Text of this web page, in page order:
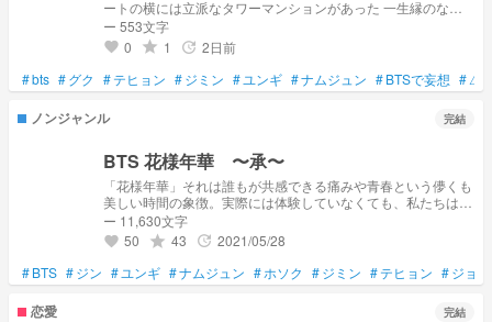
ートの横には立派なタワーマンションがあった 一生縁のない
場所だと思っていたけど･･･
ー 553文字
favorite 0 grade 1 update 2日前
#bts #グク #テヒョン #ジミン # ユンギ #ナムジュン #BTSで妄想 #⚠
ノンジャンル 完結
BTS 花様年華 〜承〜
「花様年華」それは誰もが共感できる痛みや青春という儚くも
美しい時間の象徴。実際には体験していなくても、私たちは誰
もがその‘’時代‘’の空気や感覚にいつでもタイムスリップするこ
とができる。
ー 11,630文字
favorite 50 grade 43 update 2021/05/28
#BTS #ジン # ユンギ #ナムジュン #ホソク #ジミン #テヒョン #ジョ
恋愛 完結